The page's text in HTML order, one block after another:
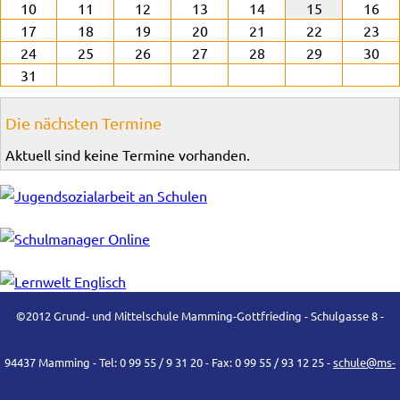
10
11 12 13 14 15
16
17
18 19 20 21 22
23
24
25 26 27 28 29
30
31
Die nächsten Termine
Aktuell sind keine Termine vorhanden.
©2012 Grund- und Mittelschule Mamming-Gottfrieding - Schulgasse 8 -
94437 Mamming - Tel: 0 99 55 / 9 31 20 - Fax: 0 99 55 / 93 12 25 -schule@ms-